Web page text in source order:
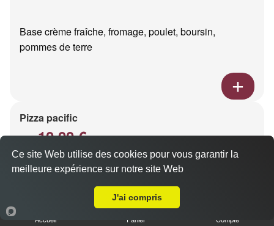
Base crème fraîche, fromage, poulet, boursin,
pommes de terre
Pizza pacific
Dès10.00 €
Base crème fraîche, fromage, saumon fumé
Accueil Panier Compte
Ce site Web utilise des cookies pour vous garantir la
meilleure expérience sur notre site Web
J'ai compris